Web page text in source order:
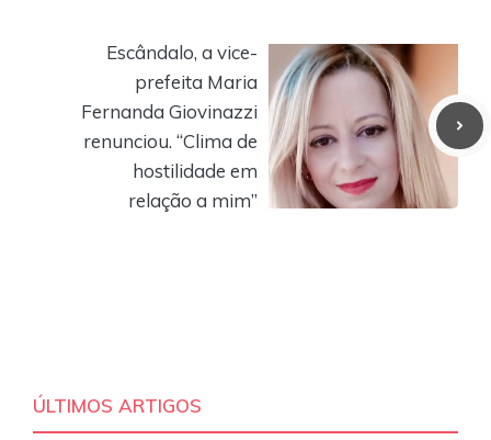
Escândalo, a vice-
prefeita Maria
Fernanda Giovinazzi
renunciou. “Clima de
hostilidade em
relação a mim”
ÚLTIMOS ARTIGOS